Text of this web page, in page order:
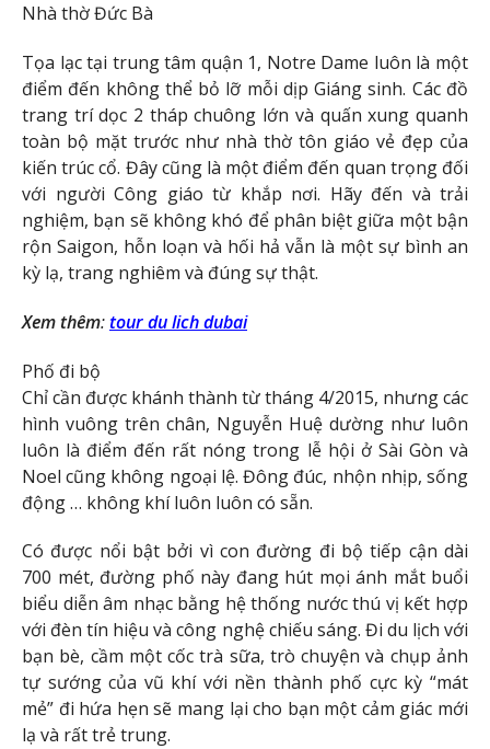
Nhà thờ Đức Bà
Tọa lạc tại trung tâm quận 1, Notre Dame luôn là một
điểm đến không thể bỏ lỡ mỗi dịp Giáng sinh. Các đồ
trang trí dọc 2 tháp chuông lớn và quấn xung quanh
toàn bộ mặt trước như nhà thờ tôn giáo vẻ đẹp của
kiến trúc cổ. Đây cũng là một điểm đến quan trọng đối
với người Công giáo từ khắp nơi. Hãy đến và trải
nghiệm, bạn sẽ không khó để phân biệt giữa một bận
rộn Saigon, hỗn loạn và hối hả vẫn là một sự bình an
kỳ lạ, trang nghiêm và đúng sự thật.
Xem thêm:tour du lich dubai
Phố đi bộ
Chỉ cần được khánh thành từ tháng 4/2015, nhưng các
hình vuông trên chân, Nguyễn Huệ dường như luôn
luôn là điểm đến rất nóng trong lễ hội ở Sài Gòn và
Noel cũng không ngoại lệ. Đông đúc, nhộn nhịp, sống
động … không khí luôn luôn có sẵn.
Có được nổi bật bởi vì con đường đi bộ tiếp cận dài
700 mét, đường phố này đang hút mọi ánh mắt buổi
biểu diễn âm nhạc bằng hệ thống nước thú vị kết hợp
với đèn tín hiệu và công nghệ chiếu sáng. Đi du lịch với
bạn bè, cầm một cốc trà sữa, trò chuyện và chụp ảnh
tự sướng của vũ khí với nền thành phố cực kỳ “mát
mẻ” đi hứa hẹn sẽ mang lại cho bạn một cảm giác mới
lạ và rất trẻ trung.